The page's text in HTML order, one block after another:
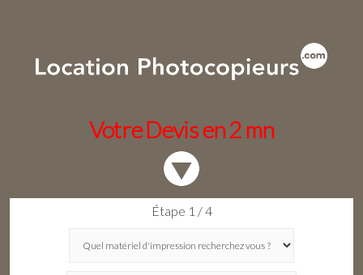
Votre Devis en 2 mn
Étape 1 / 4